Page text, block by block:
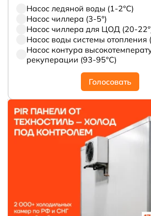
Насос ледяной воды (1-2°С)
Насос чиллера (3-5°)
Насос чиллера для ЦОД (20-
Насос воды системы отопления
Насос контура
рекуперации (93-95°С)
Голосовать